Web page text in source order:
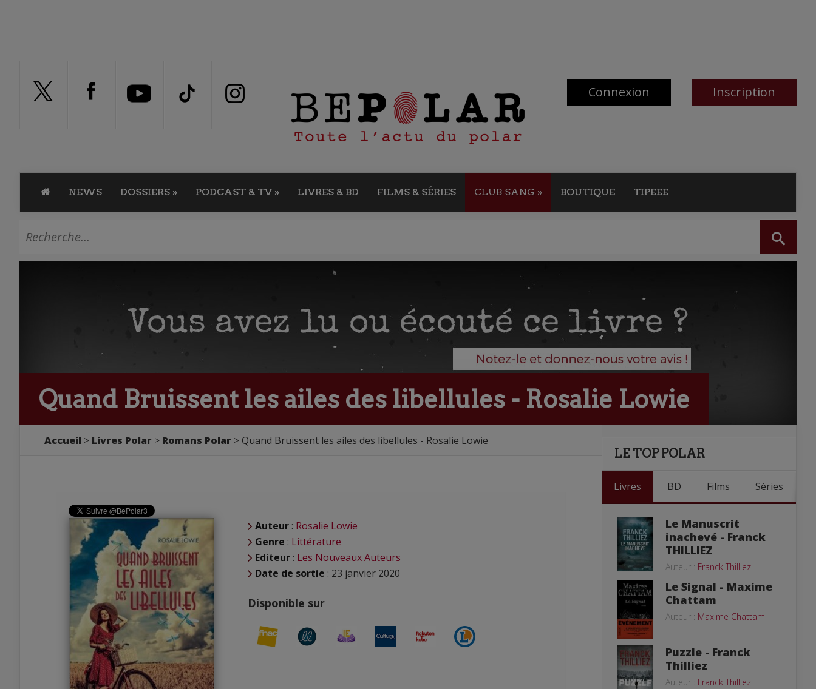
Connexion Inscription
NEWS DOSSIERS » PODCAST & TV » LIVRES & BD FILMS & SÉRIES CLUB SANG » BOUTIQUE TIPEEE
Quand Bruissent les ailes des libellules - Rosalie Lowie
Accueil Livres Polar Romans Polar Quand Bruissent les ailes des libellules - Rosalie Lowie
Auteur : Rosalie Lowie
Genre : Littérature
Editeur : Les Nouveaux Auteurs
Date de sortie : 23 janvier 2020
Disponible sur
LE TOP POLAR
Livres BD Films Séries
Le Manuscrit
inachevé - Franck
THILLIEZ
Auteur : Franck Thilliez
Le Signal - Maxime
Chattam
Auteur : Maxime Chattam
Puzzle - Franck
Thilliez
Auteur : Franck Thilliez